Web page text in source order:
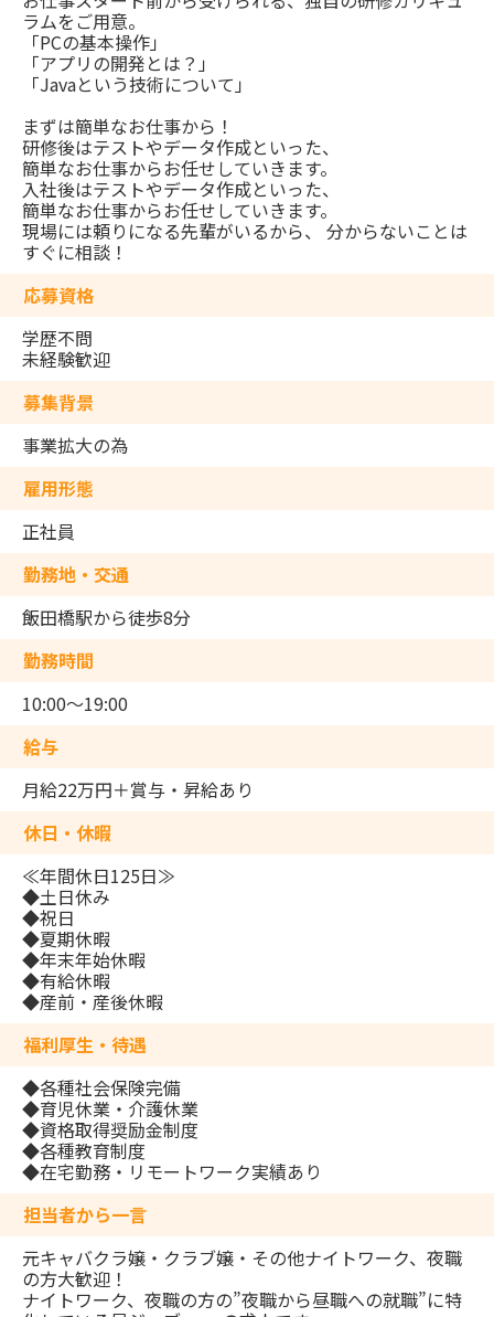
ラムをご用意。
「PCの基本操作」
「アプリの開発とは？」
「Javaという技術について」
まずは簡単なお仕事から！
研修後はテストやデータ作成といった、
簡単なお仕事からお任せしていきます。
入社後はテストやデータ作成といった、
簡単なお仕事からお任せしていきます。
現場には頼りになる先輩がいるから、 分からないことは
すぐに相談！
応募資格
学歴不問
未経験歓迎
募集背景
事業拡大の為
雇用形態
正社員
勤務地・交通
飯田橋駅から徒歩8分
勤務時間
10:00～19:00
給与
月給22万円＋賞与・昇給あり
休日・休暇
≪年間休日125日≫
◆土日休み
◆祝日
◆夏期休暇
◆年末年始休暇
◆有給休暇
◆産前・産後休暇
福利厚生・待遇
◆各種社会保険完備
◆育児休業・介護休業
◆資格取得奨励金制度
◆各種教育制度
◆在宅勤務・リモートワーク実績あり
担当者から一言
元キャバクラ嬢・クラブ嬢・その他ナイトワーク、夜職
の方大歓迎！
ナイトワーク、夜職の方の”夜職から昼職への就職”に特